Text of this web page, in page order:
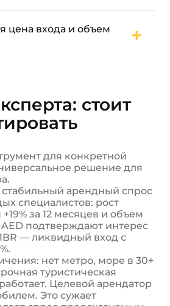
проектов.
Worlds of Adventure
Соседние
Vegas. Подробный гид
узнавать у эксперта.
цена входа и объем
стоит
для конкретной
решение для
арендный спрос
специалистов: рост
за 12 месяцев и объем
подтверждают интерес
— ликвидный вход с
нет метро, море в 30+
туристическая
Целевой арендатор
Это сужает